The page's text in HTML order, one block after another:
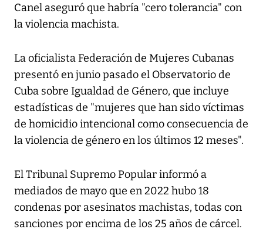
Canel aseguró que habría "cero tolerancia" con
la violencia machista.
La oficialista Federación de Mujeres Cubanas
presentó en junio pasado el Observatorio de
Cuba sobre Igualdad de Género, que incluye
estadísticas de "mujeres que han sido víctimas
de homicidio intencional como consecuencia de
la violencia de género en los últimos 12 meses".
El Tribunal Supremo Popular informó a
mediados de mayo que en 2022 hubo 18
condenas por asesinatos machistas, todas con
sanciones por encima de los 25 años de cárcel.